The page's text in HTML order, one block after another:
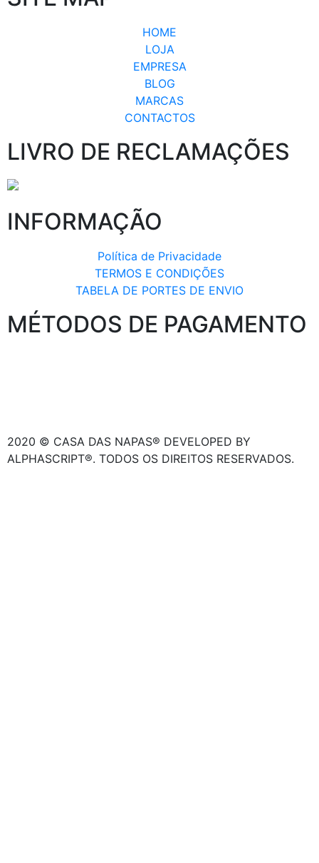
HOME
LOJA
EMPRESA
BLOG
MARCAS
CONTACTOS
LIVRO DE RECLAMAÇÕES
INFORMAÇÃO
Política de Privacidade
TERMOS E CONDIÇÕES
TABELA DE PORTES DE ENVIO
MÉTODOS DE PAGAMENTO
2020 © CASA DAS NAPAS® DEVELOPED BY
ALPHASCRIPT®. TODOS OS DIREITOS RESERVADOS.